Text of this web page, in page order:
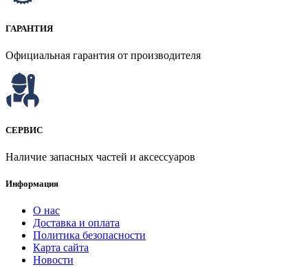
ГАРАНТИЯ
Официальная гарантия от производителя
СЕРВИС
Наличие запасных частей и аксессуаров
Информация
О нас
Доставка и оплата
Политика безопасности
Карта сайта
Новости